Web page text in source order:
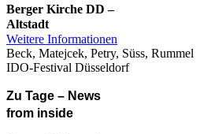
Berger Kirche DD –
Altstadt
Weitere Informationen
Beck, Matejcek, Petry, Süss, Rummel
IDO-Festival Düsseldorf
Zu Tage – News
from inside